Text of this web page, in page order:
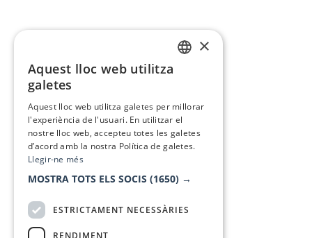
×
Aquest lloc web utilitza
galetes
Aquest lloc web utilitza galetes per millorar
l'experiència de l'usuari. En utilitzar el
nostre lloc web, accepteu totes les galetes
d’acord amb la nostra Política de galetes.
Llegir-ne més
MOSTRA TOTS ELS SOCIS (1650) →
ESTRICTAMENT NECESSÀRIES
RENDIMENT